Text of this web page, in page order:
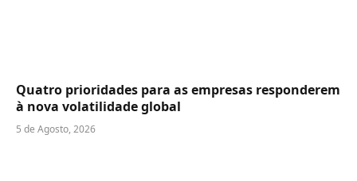
Quatro prioridades para as empresas responderem
à nova volatilidade global
5 de Agosto, 2026